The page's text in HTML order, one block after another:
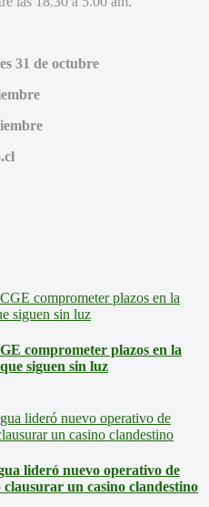
31 de octubre
comprometer plazos en la
siguen sin luz
lideró nuevo operativo de
un casino clandestino